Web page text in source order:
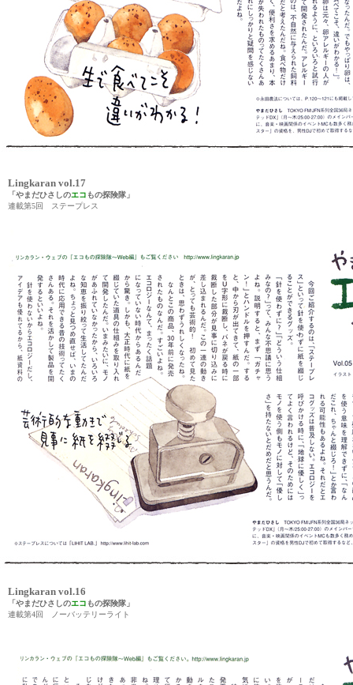
Lingkaran vol.17
「やまだひさしのエコ もの探険隊」
連載第5回 ステープレス
Lingkaran vol.16
「やまだひさしのエコ もの探険隊」
連載第4回 ノーバッテリーライト